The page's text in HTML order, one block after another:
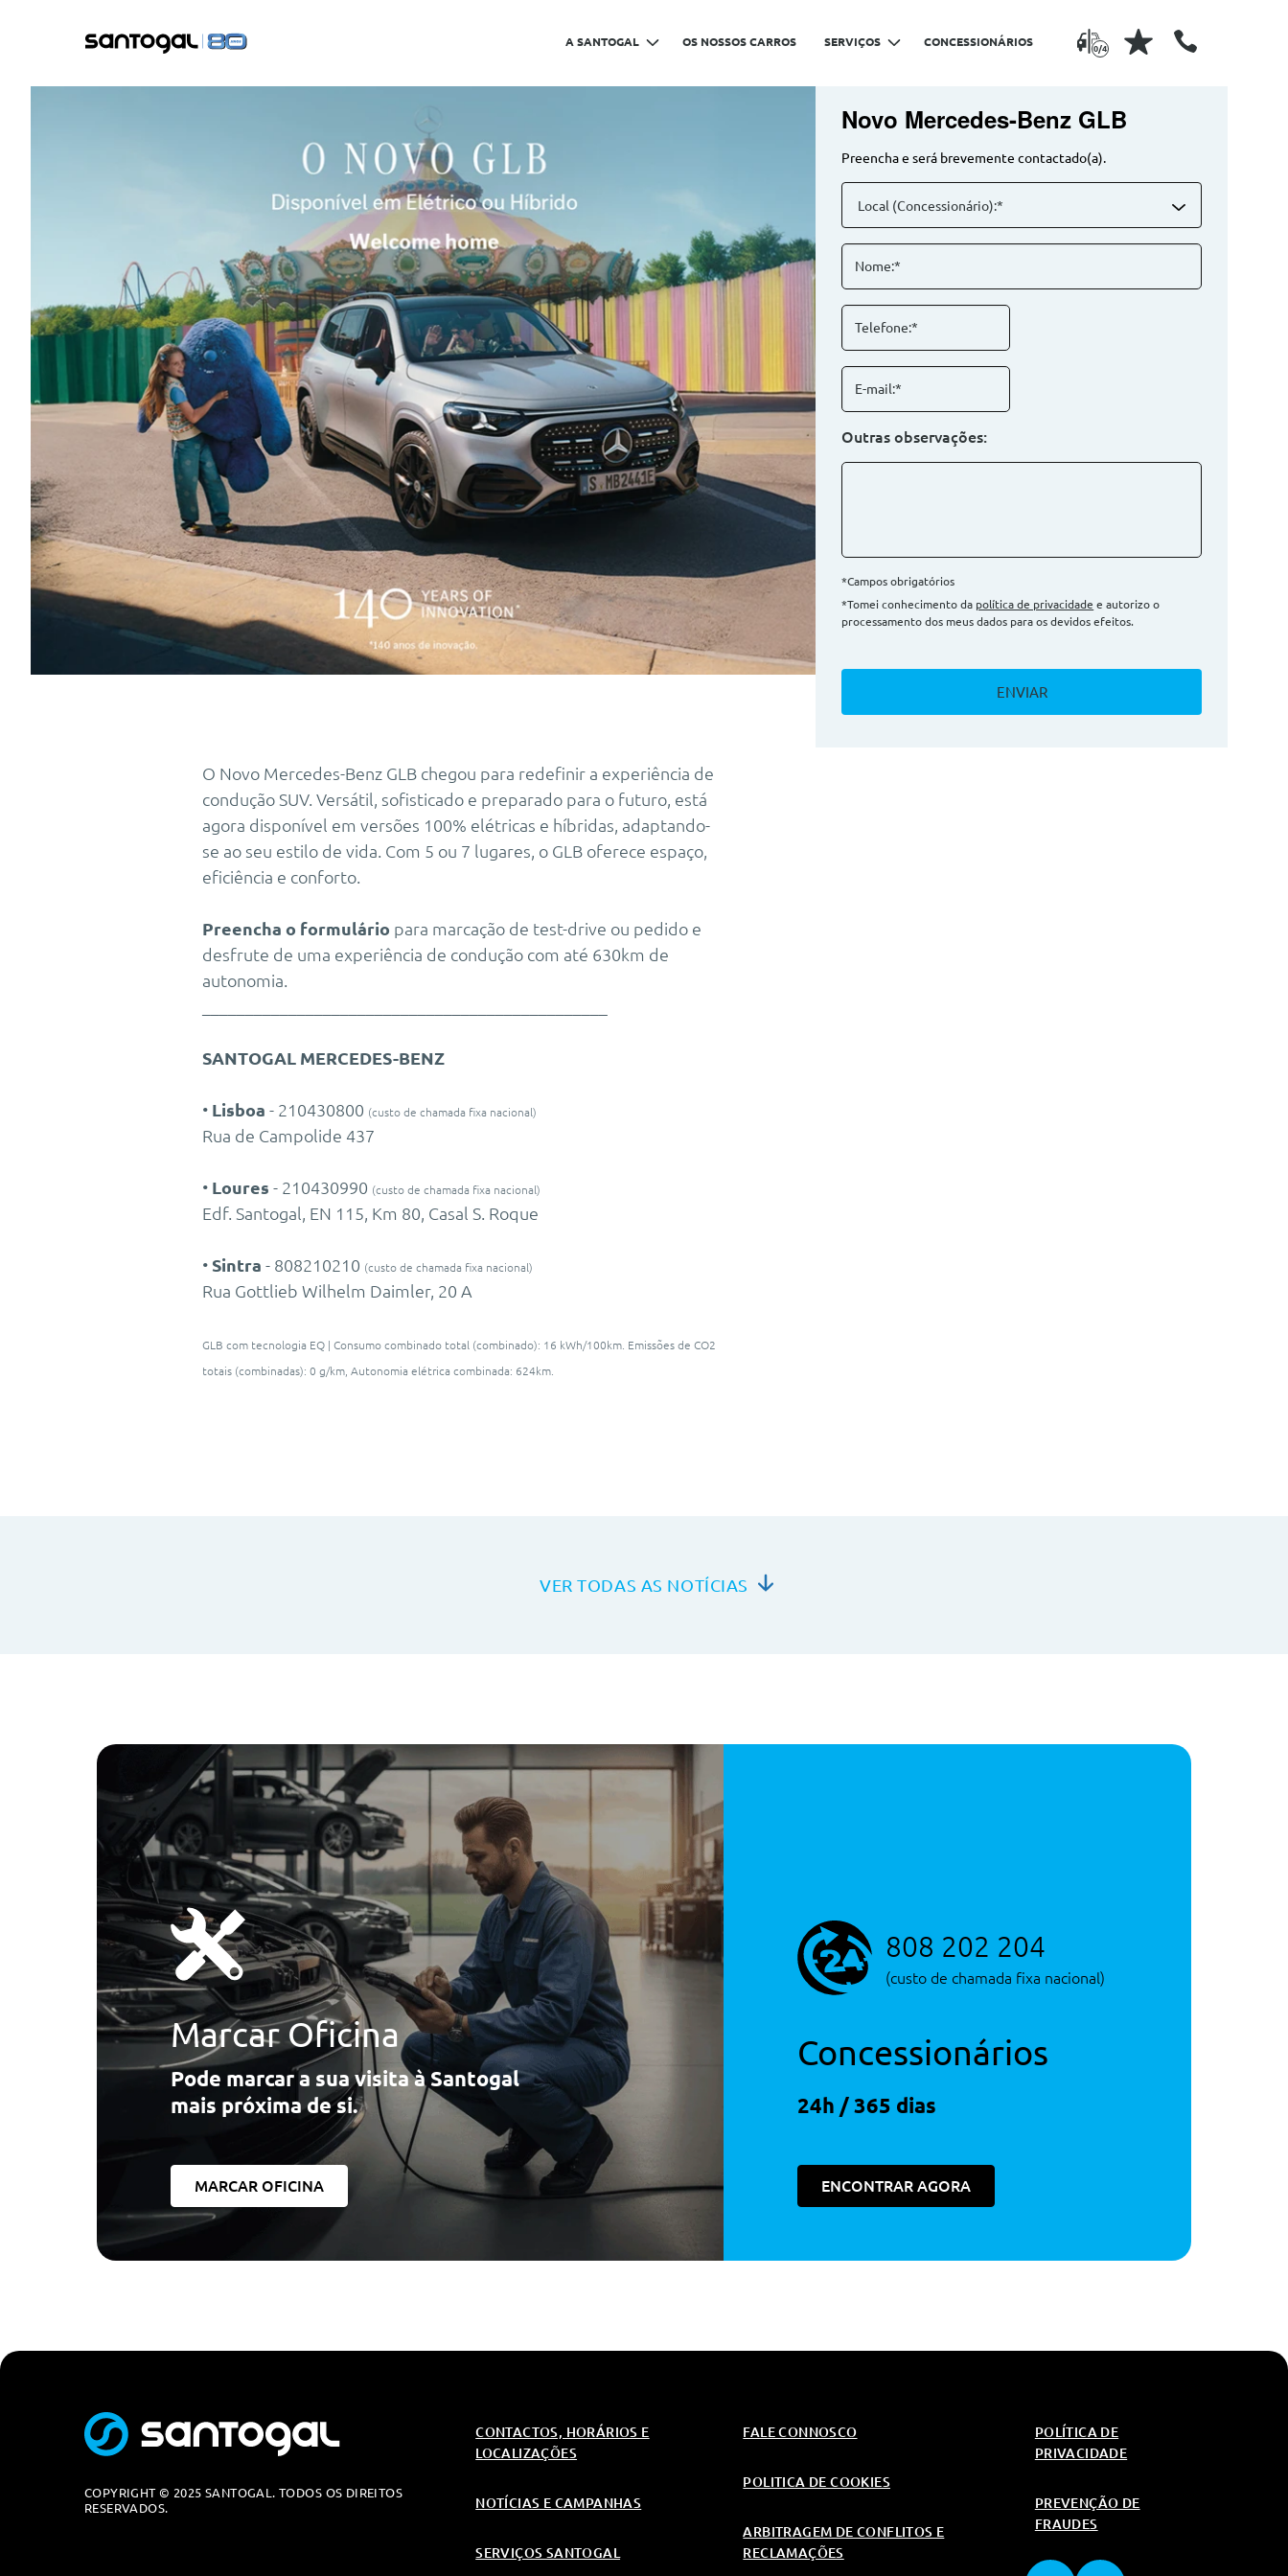
0/4
A SANTOGAL OS NOSSOS CARROS SERVIÇOS CONCESSIONÁRIOS
Novo Mercedes-Benz GLB
Preencha e será brevemente contactado(a).
Local (Concessionário):*
Nome:*
Telefone:*
E-mail:*
Outras observações:
*Campos obrigatórios
*Tomei conhecimento da política de privacidade e autorizo o
processamento dos meus dados para os devidos efeitos.
ENVIAR
O Novo Mercedes-Benz GLB chegou para redefinir a experiência de
condução SUV. Versátil, sofisticado e preparado para o futuro, está
agora disponível em versões 100% elétricas e híbridas, adaptando-
se ao seu estilo de vida. Com 5 ou 7 lugares, o GLB oferece espaço,
eficiência e conforto.
Preencha o formulário para marcação de test-drive ou pedido e
desfrute de uma experiência de condução com até 630km de
autonomia.
SANTOGAL MERCEDES-BENZ
• Lisboa - 210430800 (custo de chamada fixa nacional)
Rua de Campolide 437
• Loures - 210430990 (custo de chamada fixa nacional)
Edf. Santogal, EN 115, Km 80, Casal S. Roque
• Sintra - 808210210 (custo de chamada fixa nacional)
Rua Gottlieb Wilhelm Daimler, 20 A
GLB com tecnologia EQ | Consumo combinado total (combinado): 16 kWh/100km. Emissões de CO2
totais (combinadas): 0 g/km, Autonomia elétrica combinada: 624km.
VER TODAS AS NOTÍCIAS
Marcar Oficina
Pode marcar a sua visita à Santogal
mais próxima de si.
MARCAR OFICINA
808 202 204
(custo de chamada fixa nacional)
Concessionários
24h / 365 dias
ENCONTRAR AGORA
COPYRIGHT © 2025 SANTOGAL. TODOS OS DIREITOS
RESERVADOS.
CONTACTOS, HORÁRIOS E
LOCALIZAÇÕES
NOTÍCIAS E CAMPANHAS
SERVIÇOS SANTOGAL
FALE CONNOSCO
POLITICA DE COOKIES
ARBITRAGEM DE CONFLITOS E
RECLAMAÇÕES
POLÍTICA DE
PRIVACIDADE
PREVENÇÃO DE
FRAUDES